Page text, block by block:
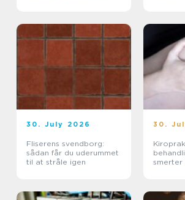
30. July 2026
Fliserens svendborg:
sådan får du uderummet
til at stråle igen
30.
smerter